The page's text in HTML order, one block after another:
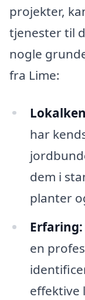
projekter,
tjenester til
nogle
fra Lime:
har
dem i
planter
Erfaring:
en
effektive